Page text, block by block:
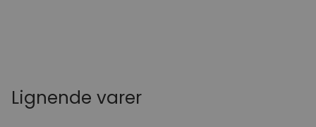
Lignende varer